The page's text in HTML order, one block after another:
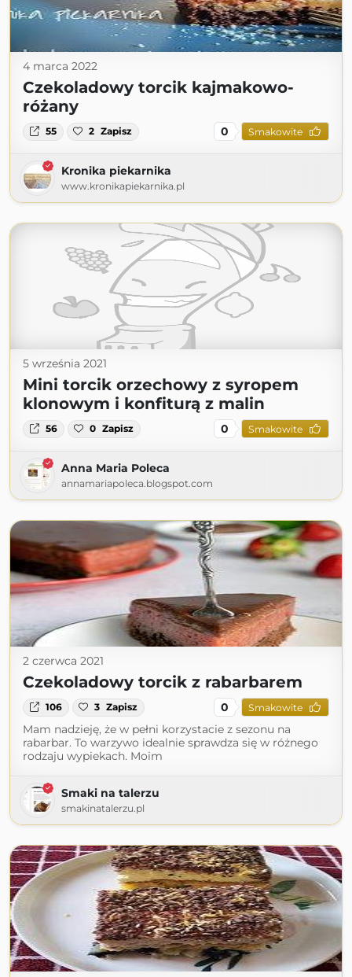
4 marca 2022
Czekoladowy torcik kajmakowo-
różany
55 2 Zapisz 0 Smakowite
Kronika piekarnika
www.kronikapiekarnika.pl
5 września 2021
Mini torcik orzechowy z syropem
klonowym i konfiturą z malin
56 0 Zapisz 0 Smakowite
Anna Maria Poleca
annamariapoleca.blogspot.com
2 czerwca 2021
Czekoladowy torcik z rabarbarem
106 3 Zapisz 0 Smakowite
Mam nadzieję, że w pełni korzystacie z sezonu na
rabarbar. To warzywo idealnie sprawdza się w różnego
rodzaju wypiekach. Moim
Smaki na talerzu
smakinatalerzu.pl